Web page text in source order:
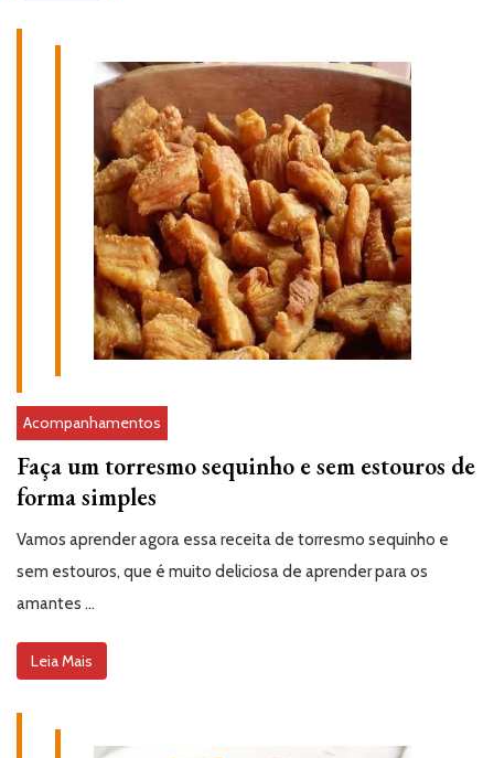
Acompanhamentos
Faça um torresmo sequinho e sem estouros de
forma simples
Vamos aprender agora essa receita de torresmo sequinho e
sem estouros, que é muito deliciosa de aprender para os
amantes …
Leia Mais